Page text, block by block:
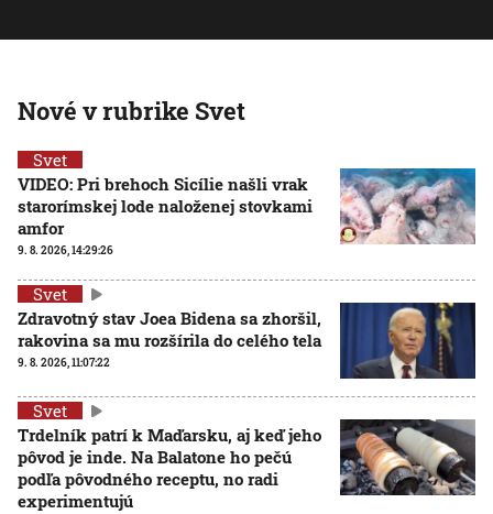
Nové v rubrike Svet
Svet
VIDEO: Pri brehoch Sicílie našli vrak
starorímskej lode naloženej stovkami
amfor
9. 8. 2026, 14:29:26
Svet
Zdravotný stav Joea Bidena sa zhoršil,
rakovina sa mu rozšírila do celého tela
9. 8. 2026, 11:07:22
Svet
Trdelník patrí k Maďarsku, aj keď jeho
pôvod je inde. Na Balatone ho pečú
podľa pôvodného receptu, no radi
experimentujú